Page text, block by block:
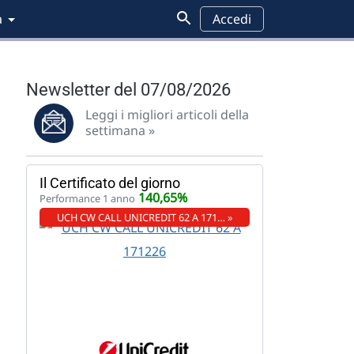
Accedi
Newsletter del 07/08/2026
Leggi i migliori articoli della
settimana »
Il Certificato del giorno
Performance 1 anno 140,65%
UCH CW CALL UNICREDIT 62 A 171… »